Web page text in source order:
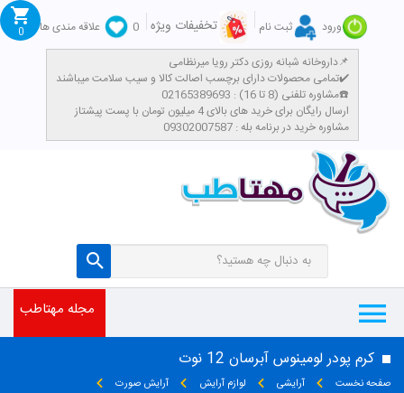
ورود ثبت نام تخفیفات ویژه 0
علاقه مندی ها
داروخانه شبانه روزی دکتر رویا میرنظامی📌
تمامی محصولات دارای برچسب اصالت کالا و سیب سلامت میباشند✔️
مشاوره تلفنی (8 تا 16) : 02165389693☎️
​ارسال رایگان برای خرید های بالای 4 میلیون تومان با پست پیشتاز
مشاوره خرید در برنامه بله : 09302007587
0
مجله مهتاطب
کرم پودر لومینوس آبرسان 12 نوت
صفحه نخست آرایشی لوازم آرایش
آرایش صورت